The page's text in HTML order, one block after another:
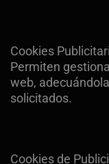
Cookies
Permiten
web,
solicitados.
Cookies de